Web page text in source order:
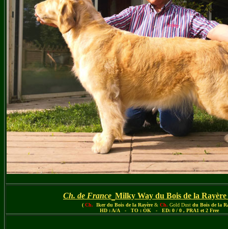
Ch. de France Milky Way du Bois de la Rayère
( Ch. Iker du Bois de la Rayère& Ch. Gold Dust du Bois de la
HD : A/A - TO : OK - ED: 0 / 0 , PRA1 et 2 Free